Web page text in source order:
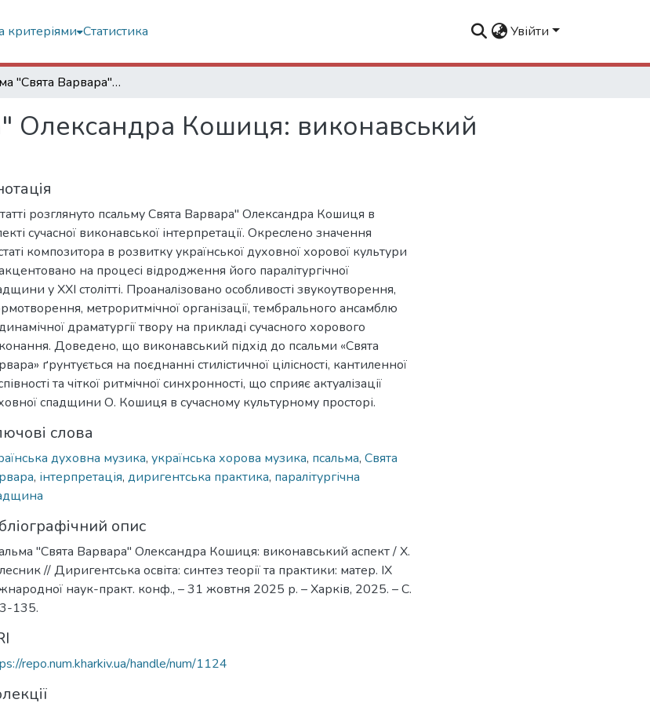
критеріями Статистика Увійти
Псальма "Свята Варвара" Олександра Кошиця: виконавський аспект
Олександра Кошиця: виконавський
розглянуто псальму Свята Варвара" Олександра Кошиця в
сучасної виконавської інтерпретації. Окреслено значення
композитора в розвитку української духовної хорової культури
на процесі відродження його паралітургічної
у ХХІ столітті. Проаналізовано особливості звукоутворення,
метроритмічної організації, тембрального ансамблю
драматургії твору на прикладі сучасного хорового
Доведено, що виконавський підхід до псальми «Свята
ґрунтується на поєднанні стилістичної цілісності, кантиленної
та чіткої ритмічної синхронності, що сприяє актуалізації
спадщини О. Кошиця в сучасному культурному просторі.
слова
духовна музика, українська хорова музика, псальма, Свята
, інтерпретація, диригентська практика, паралітургічна
опис
"Свята Варвара" Олександра Кошиця: виконавський аспект / Х.
// Диригентська освіта: синтез теорії та практики: матер. ІХ
наук-практ. конф., – 31 жовтня 2025 р. – Харків, 2025. – С.
135.
repo.num.kharkiv.ua/handle/num/1124